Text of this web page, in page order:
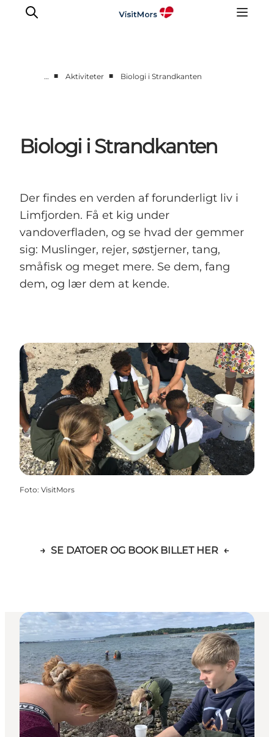
Info om Mors
Overnatning
Planlæg din tur
… ■ Aktiviteter ■ Biologi i Strandkanten
Biologi i Strandkanten
Der findes en verden af forunderligt liv i
Limfjorden. Få et kig under
vandoverfladen, og se hvad der gemmer
sig: Muslinger, rejer, søstjerner, tang,
småfisk og meget mere. Se dem, fang
dem, og lær dem at kende.
Foto: VisitMors
→ SE DATOER OG BOOK BILLET HER ←